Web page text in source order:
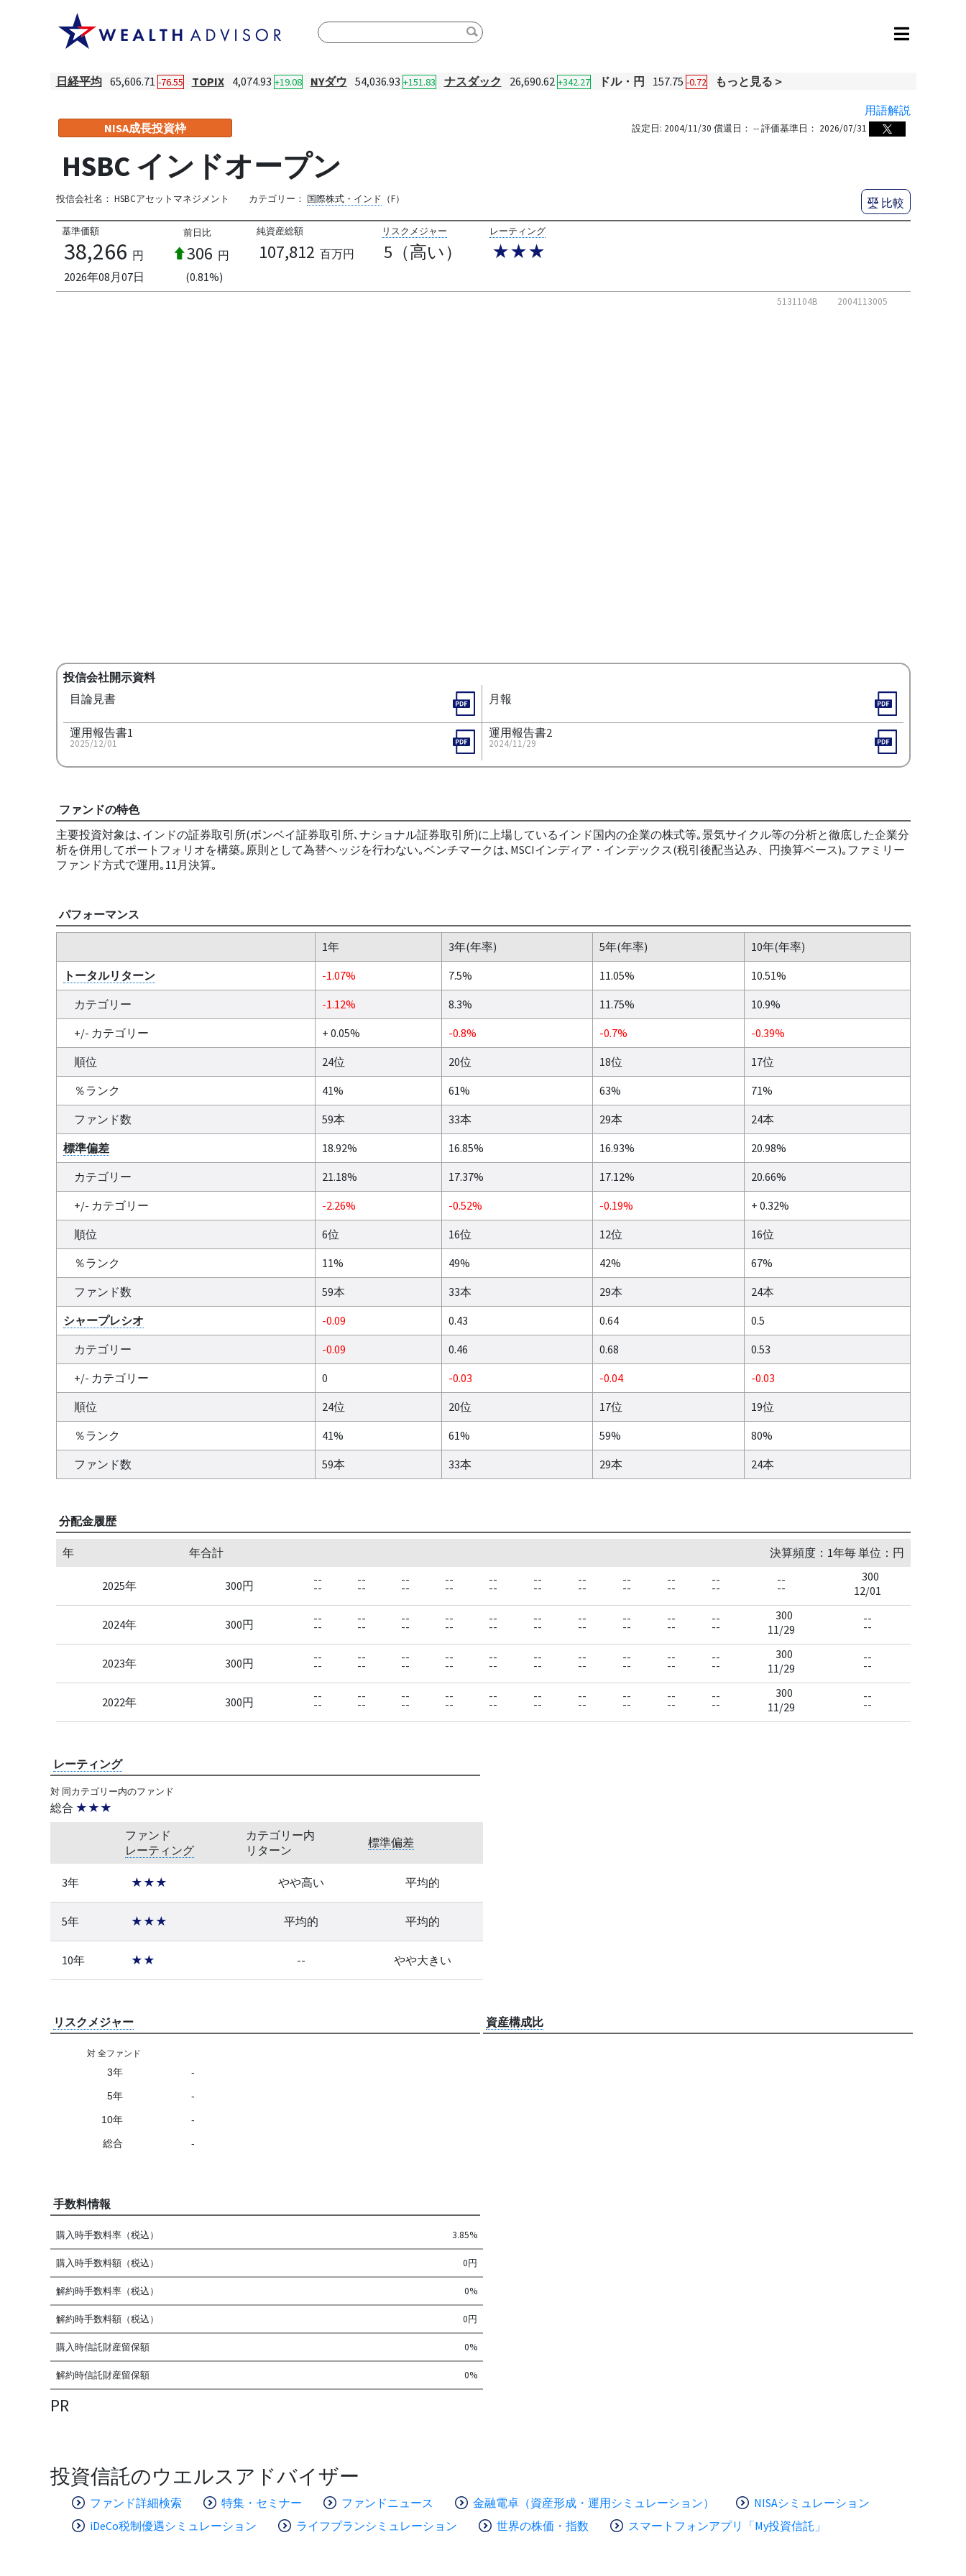
日経平均 65,606.71 -76.55 TOPIX 4,074.93 +19.08 NYダウ 54,036.93 +151.83 ナスダック 26,690.62 +342.27 ドル・円 157.75 -0.72
もっと見る＞
用語解説
NISA成長投資枠
設定日: 2004/11/30 償還日： -- 評価基準日： 2026/07/31
HSBC インドオープン
投信会社名： HSBCアセットマネジメント カテゴリー： 国際株式・インド （F） 比較
基準価額
38,266 円
2026年08月07日
前日比
306 円
(0.81%)
純資産総額
107,812 百万円
リスクメジャー
5（高い）
レーティング
★★★
5131104B 2004113005
投信会社開示資料
目論見書
月報
運用報告書1
2025/12/01
運用報告書2
2024/11/29
ファンドの特色
主要投資対象は､インドの証券取引所(ボンベイ証券取引所､ナショナル証券取引所)に上場しているインド国内の企業の株式等｡景気サイクル等の分析と徹底した企業分
析を併用してポートフォリオを構築｡原則として為替ヘッジを行わない｡ベンチマークは､MSCIインディア・インデックス(税引後配当込み、円換算ベース)｡ファミリー
ファンド方式で運用｡11月決算｡
パフォーマンス
1年 3年(年率) 5年(年率)
10年(年率)
トータルリターン
-1.07% 7.5% 11.05%
10.51%
カテゴリー
-1.12% 8.3% 11.75%
10.9%
+/- カテゴリー
+ 0.05% -0.8% -0.7%
-0.39%
順位
24位 20位 18位
17位
％ランク
41% 61% 63%
71%
ファンド数
59本 33本 29本
24本
標準偏差
18.92% 16.85% 16.93%
20.98%
カテゴリー
21.18% 17.37% 17.12%
20.66%
+/- カテゴリー
-2.26% -0.52% -0.19%
+ 0.32%
順位
6位 16位 12位
16位
％ランク
11% 49% 42%
67%
ファンド数
59本 33本 29本
24本
シャープレシオ
-0.09 0.43 0.64
0.5
カテゴリー
-0.09 0.46 0.68
0.53
+/- カテゴリー
0 -0.03 -0.04
-0.03
順位
24位 20位 17位
19位
％ランク
41% 61% 59%
80%
ファンド数
59本 33本 29本 24本
分配金履歴
年 年合計 決算頻度：1年毎 単位：円
2025年 300円 --
--
--
--
--
--
--
--
--
--
--
--
--
--
--
--
--
--
--
--
--
--
300
12/01
2024年 300円 --
--
--
--
--
--
--
--
--
--
--
--
--
--
--
--
--
--
--
--
300
11/29
--
--
2023年 300円 --
--
--
--
--
--
--
--
--
--
--
--
--
--
--
--
--
--
--
--
300
11/29
--
--
2022年 300円 --
--
--
--
--
--
--
--
--
--
--
--
--
--
--
--
--
--
--
--
300
11/29
--
--
レーティング
対 同カテゴリー内のファンド
総合 ★★★
ファンド
レーティング
カテゴリー内
リターン
標準偏差
3年 ★★★ やや高い 平均的
5年 ★★★ 平均的 平均的
10年 ★★ -- やや大きい
リスクメジャー
対 全ファンド
3年 -
5年 -
10年 -
総合 -
資産構成比
手数料情報
購入時手数料率（税込） 3.85%
購入時手数料額（税込） 0円
解約時手数料率（税込） 0%
解約時手数料額（税込） 0円
購入時信託財産留保額 0%
解約時信託財産留保額 0%
PR
投資信託のウエルスアドバイザー
ファンド詳細検索 特集・セミナー ファンドニュース 金融電卓（資産形成・運用シミュレーション）
NISAシミュレーション
iDeCo税制優遇シミュレーション
ライフプランシミュレーション 世界の株価・指数 スマートフォンアプリ「My投資信託」